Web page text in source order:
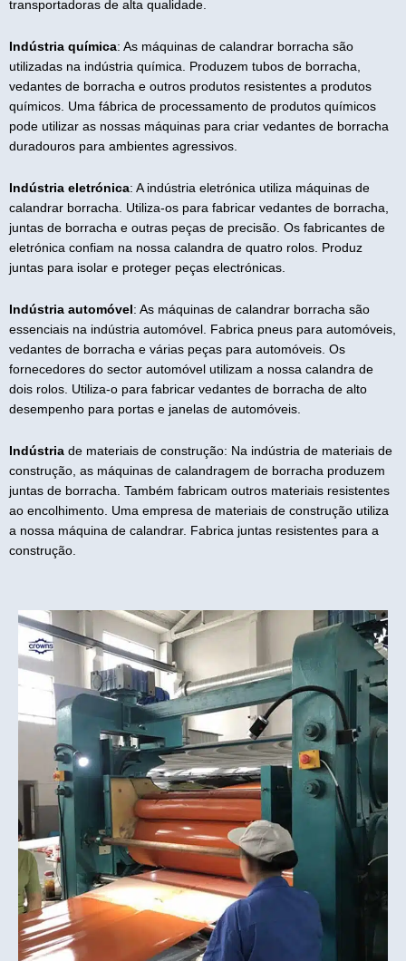
transportadoras de alta qualidade.
Indústria química: As máquinas de calandrar borracha são
utilizadas na indústria química. Produzem tubos de borracha,
vedantes de borracha e outros produtos resistentes a produtos
químicos. Uma fábrica de processamento de produtos químicos
pode utilizar as nossas máquinas para criar vedantes de borracha
duradouros para ambientes agressivos.
Indústria eletrónica: A indústria eletrónica utiliza máquinas de
calandrar borracha. Utiliza-os para fabricar vedantes de borracha,
juntas de borracha e outras peças de precisão. Os fabricantes de
eletrónica confiam na nossa calandra de quatro rolos. Produz
juntas para isolar e proteger peças electrónicas.
Indústria automóvel : As máquinas de calandrar borracha são
essenciais na indústria automóvel. Fabrica pneus para automóveis,
vedantes de borracha e várias peças para automóveis. Os
fornecedores do sector automóvel utilizam a nossa calandra de
dois rolos. Utiliza-o para fabricar vedantes de borracha de alto
desempenho para portas e janelas de automóveis.
Indústria de materiais de construção: Na indústria de materiais de
construção, as máquinas de calandragem de borracha produzem
juntas de borracha. Também fabricam outros materiais resistentes
ao encolhimento. Uma empresa de materiais de construção utiliza
a nossa máquina de calandrar. Fabrica juntas resistentes para a
construção.